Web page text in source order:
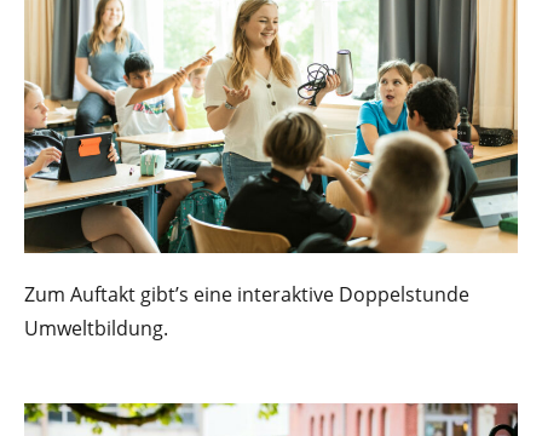
Zum Auftakt gibt’s eine interaktive Doppelstunde
Umweltbildung.